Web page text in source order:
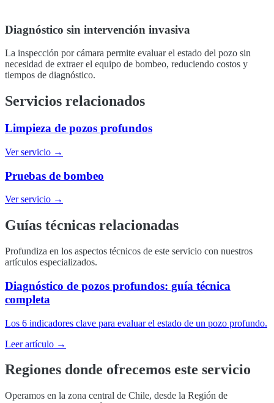
Diagnóstico sin intervención invasiva
La inspección por cámara permite evaluar el estado del pozo sin
necesidad de extraer el equipo de bombeo, reduciendo costos y
tiempos de diagnóstico.
Servicios relacionados
Limpieza de pozos profundos
Ver servicio →
Pruebas de bombeo
Ver servicio →
Guías técnicas relacionadas
Profundiza en los aspectos técnicos de este servicio con nuestros
artículos especializados.
Diagnóstico de pozos profundos: guía técnica
completa
Los 6 indicadores clave para evaluar el estado de un pozo profundo.
Leer artículo →
Regiones donde ofrecemos este servicio
Operamos en la zona central de Chile, desde la Región de